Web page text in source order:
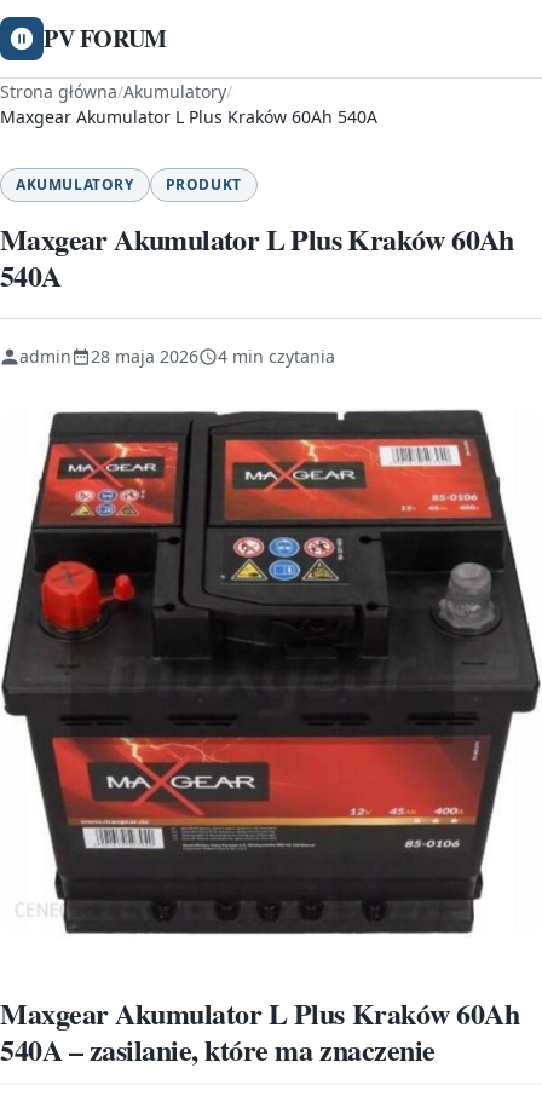
PV FORUM
Strona główna/Akumulatory/
Maxgear Akumulator L Plus Kraków 60Ah 540A
AKUMULATORY PRODUKT
Maxgear Akumulator L Plus Kraków 60Ah
540A
admin 28 maja 2026 4 min czytania
Maxgear Akumulator L Plus Kraków 60Ah
540A – zasilanie, które ma znaczenie